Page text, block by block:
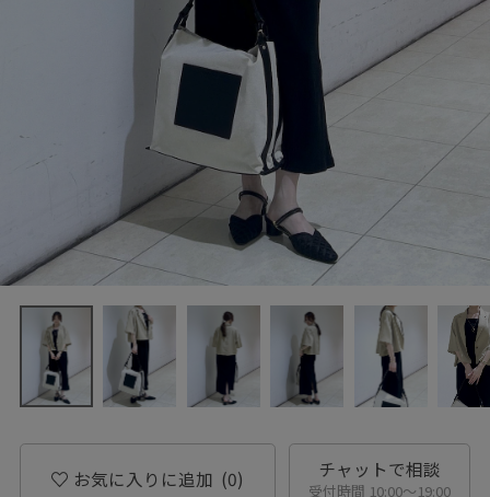
お気に入りに追加 (0) チャットで相談
受付時間 10:00〜19:00